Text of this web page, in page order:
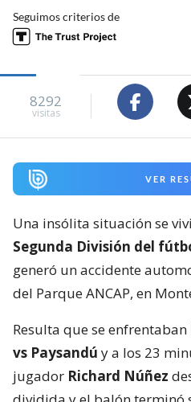
Seguimos criterios de
8292
visitas
VER
Una insólita situación se
Segunda División del
generó un accidente
del Parque ANCAP, en
Resulta que se enfrentaban
vs Paysandú y a los 23
jugador Richard Núñez